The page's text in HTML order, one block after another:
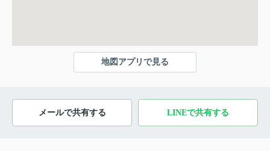
地図アプリで見る
メールで共有する LINEで共有する